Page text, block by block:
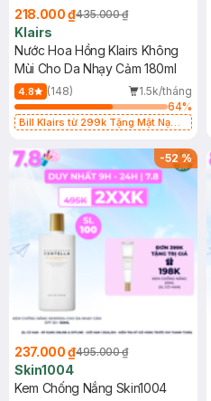
218.000 ₫435.000 ₫
Klairs
Nước Hoa Hồng Klairs Không
Mùi Cho Da Nhạy Cảm 180ml
4.8 (148)
1.5k/tháng
64%
Bill Klairs từ 299k Tặng Mặt Nạ
25ml (SL Có Hạn)
-52%
237.000 ₫495.000 ₫
Skin1004
Kem Chống Nắng Skin1004